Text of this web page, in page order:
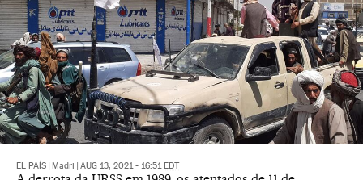
EL PAÍS Madri AUG 13, 2021 - 16:51 EDT